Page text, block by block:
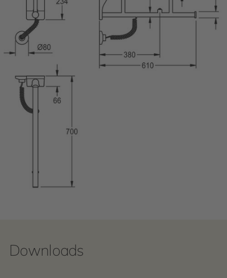
Downloads